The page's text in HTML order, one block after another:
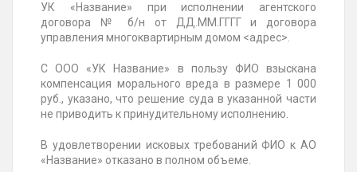
УК «Название» при исполнении агентского
договора № б/н от ДД.ММ.ГГГГи договора
управления многоквартирным домом <адрес>.
С ООО «УК Название» в пользу ФИО взыскана
компенсация морального вреда в размере 1 000
руб., указано, что решение суда в указанной части
не приводить к принудительному исполнению.
В удовлетворении исковых требований ФИО к АО
«Название» отказано в полном объеме.